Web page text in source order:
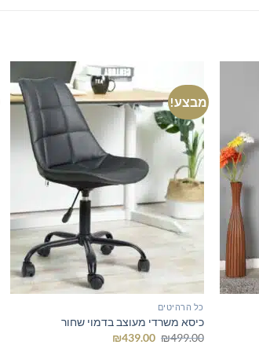
מבצע!
כל הרהיטים
כיסא משרדי מעוצב בדמוי שחור
₪499.00
המחיר ₪439.00